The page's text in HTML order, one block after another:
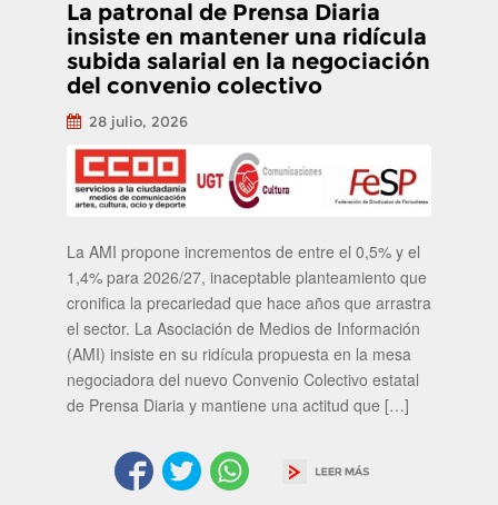
La patronal de Prensa Diaria
insiste en mantener una ridícula
subida salarial en la negociación
del convenio colectivo
28 julio, 2026
La AMI propone incrementos de entre el 0,5% y el
1,4% para 2026/27, inaceptable planteamiento que
cronifica la precariedad que hace años que arrastra
el sector. La Asociación de Medios de Información
(AMI) insiste en su ridícula propuesta en la mesa
negociadora del nuevo Convenio Colectivo estatal
de Prensa Diaria y mantiene una actitud que […]